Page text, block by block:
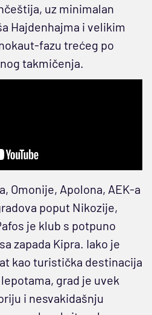
uz minimalan
Hajdenhajma i velikim
fazu trećeg po
takmičenja.
Omonije, Apolona, AEK-a
poput Nikozije,
je klub s potpuno
zapada Kipra. Iako je
kao turistička destinacija
grad je uvek
i nesvakidašnju